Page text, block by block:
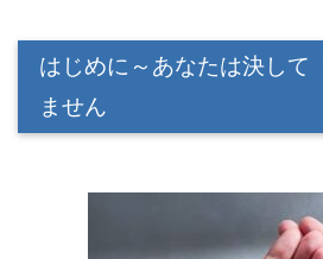
はじめに～あなたは決して
ません